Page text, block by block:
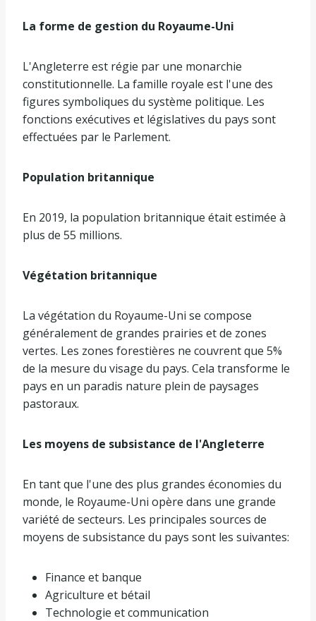
La forme de gestion du Royaume-Uni
L'Angleterre est régie par une monarchie
constitutionnelle. La famille royale est l'une des
figures symboliques du système politique. Les
fonctions exécutives et législatives du pays sont
effectuées par le Parlement.
Population britannique
En 2019, la population britannique était estimée à
plus de 55 millions.
Végétation britannique
La végétation du Royaume-Uni se compose
généralement de grandes prairies et de zones
vertes. Les zones forestières ne couvrent que 5%
de la mesure du visage du pays. Cela transforme le
pays en un paradis nature plein de paysages
pastoraux.
Les moyens de subsistance de l'Angleterre
En tant que l'une des plus grandes économies du
monde, le Royaume-Uni opère dans une grande
variété de secteurs. Les principales sources de
moyens de subsistance du pays sont les suivantes:
Finance et banque
Agriculture et bétail
Technologie et communication